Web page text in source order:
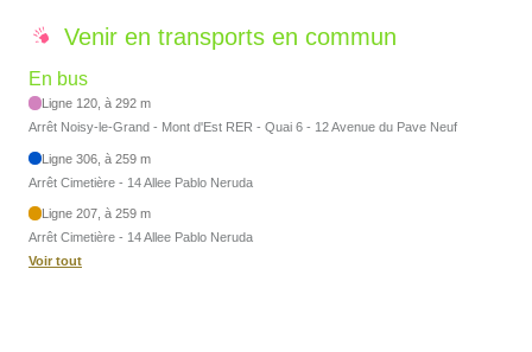
Venir en transports en commun
En bus
Ligne 120, à 292 m
Arrêt Noisy-le-Grand - Mont d'Est RER - Quai 6 - 12 Avenue du Pave Neuf
Ligne 306, à 259 m
Arrêt Cimetière - 14 Allee Pablo Neruda
Ligne 207, à 259 m
Arrêt Cimetière - 14 Allee Pablo Neruda
Voir tout